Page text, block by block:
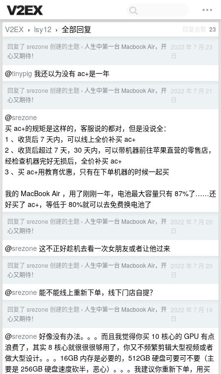
V2EX › lsy12 › 全部回复 回复总数 23
回复了 srezone 创建的主题 › 人生中第一台 Macbook Air，开
心又期待！
2022 年 7 月 23
日
@tinypig 我还以为没有 ac+是一年
回复了 srezone 创建的主题 › 人生中第一台 Macbook Air，开
心又期待！
2022 年 7 月 21
日
@srezone
买 ac+的规矩是这样的，客服说的都对，但是没说全：
1 、收货后 7 天内，可以线上全价补买 ac+
2 、收货后超过 7 天，30 天内，可以带机器前往苹果直营的零售店，
经检查机器完好无损后，全价补买 ac+
3 、买 ac+用教育优惠，只有在下单机器的时候一起买
我的 MacBook Air ，用了刚刚一年，电池最大容量只有 87%了……还
好买了 ac+，等低于 80%就可以去免费换电池了
回复了 srezone 创建的主题 › 人生中第一台 Macbook Air，开
心又期待！
2022 年 7 月 20
日
@srezone 这不正好趁机去看一次女朋友或者让他过来
回复了 srezone 创建的主题 › 人生中第一台 Macbook Air，开
心又期待！
2022 年 7 月 20
日
@srezone 能不能线上重新下单，线下门店自提？
回复了 srezone 创建的主题 › 人生中第一台 Macbook Air，开
心又期待！
2022 年 7 月 19
日
@srezone 好像没有办法。。。而且我觉得你买 10 核心的 GPU 有点
浪费了，其实 8 核心就很很很够用了，你又不频繁剪辑大型视频或者
做大型设计。。。16GB 内存是必要的，512GB 硬盘可要可不要（主
要是 256GB 硬盘速度砍半，恶心）。。。我建议你重新下单，用买